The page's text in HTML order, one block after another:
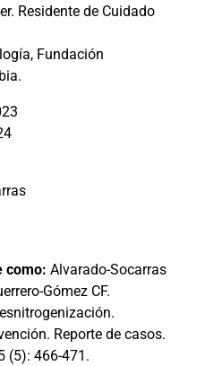
Residente de Cuidado
Fundación
como: Alvarado-Socarras
Gómez CF.
Reporte de casos.
(5): 466-471.